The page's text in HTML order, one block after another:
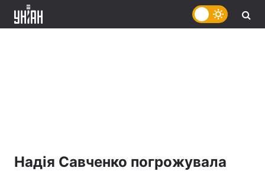
Надія Савченко погрожувала